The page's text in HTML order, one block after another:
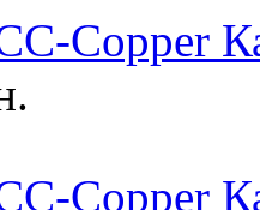
Copper
Copper